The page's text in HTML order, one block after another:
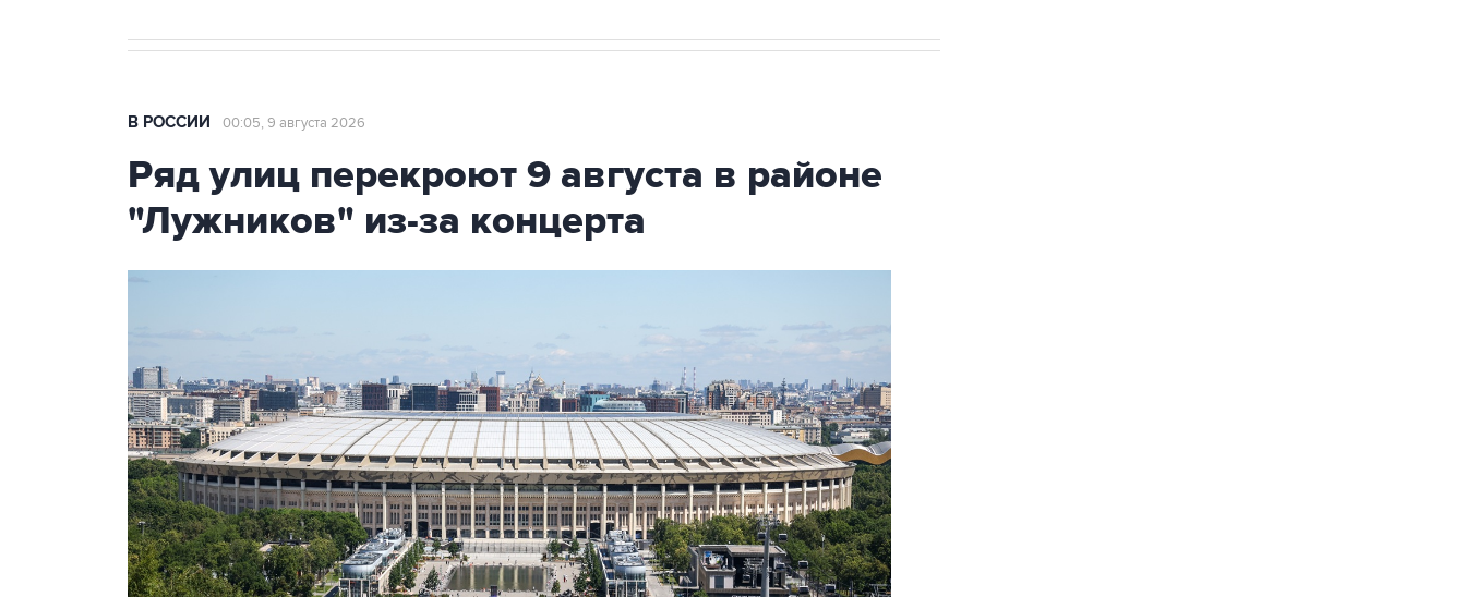
В РОССИИ 00:05, 9 августа 2026
Ряд улиц перекроют 9 августа в районе
"Лужников" из-за концерта